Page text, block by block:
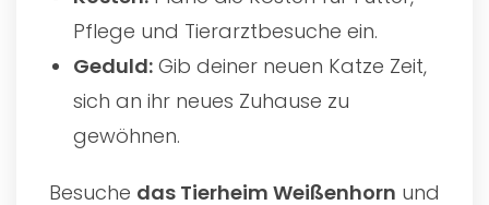
Pflege und Tierarztbesuche ein.
Geduld: Gib deiner neuen Katze Zeit,
sich an ihr neues Zuhause zu
gewöhnen.
Besuche das Tierheim Weißenhorn und